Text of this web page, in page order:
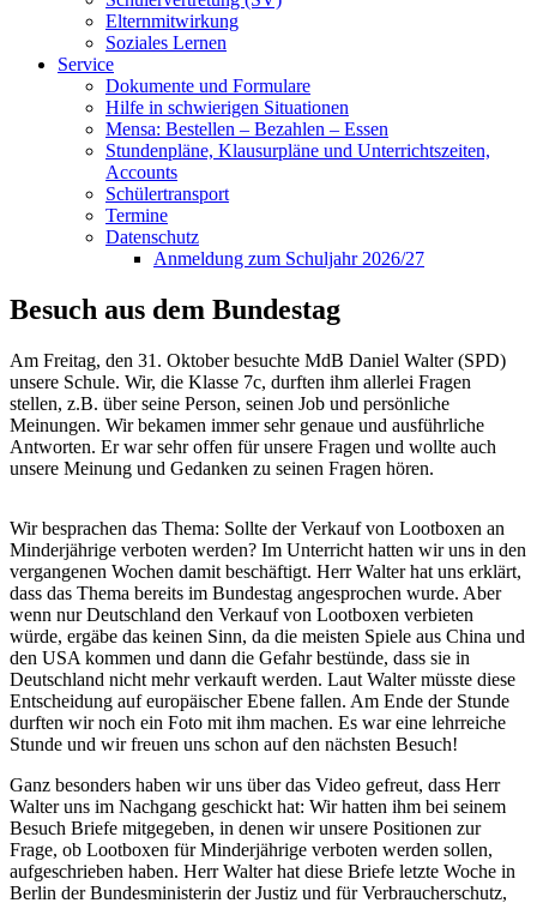
Elternmitwirkung
Soziales Lernen
Service
Dokumente und Formulare
Hilfe in schwierigen Situationen
Mensa: Bestellen – Bezahlen – Essen
Stundenpläne, Klausurpläne und Unterrichtszeiten,
Accounts
Schülertransport
Termine
Datenschutz
Anmeldung zum Schuljahr 2026/27
Besuch aus dem Bundestag
Am Freitag, den 31. Oktober besuchte MdB Daniel Walter (SPD)
unsere Schule. Wir, die Klasse 7c, durften ihm allerlei Fragen
stellen, z.B. über seine Person, seinen Job und persönliche
Meinungen. Wir bekamen immer sehr genaue und ausführliche
Antworten. Er war sehr offen für unsere Fragen und wollte auch
unsere Meinung und Gedanken zu seinen Fragen hören.
Wir besprachen das Thema: Sollte der Verkauf von Lootboxen an
Minderjährige verboten werden? Im Unterricht hatten wir uns in den
vergangenen Wochen damit beschäftigt. Herr Walter hat uns erklärt,
dass das Thema bereits im Bundestag angesprochen wurde. Aber
wenn nur Deutschland den Verkauf von Lootboxen verbieten
würde, ergäbe das keinen Sinn, da die meisten Spiele aus China und
den USA kommen und dann die Gefahr bestünde, dass sie in
Deutschland nicht mehr verkauft werden. Laut Walter müsste diese
Entscheidung auf europäischer Ebene fallen. Am Ende der Stunde
durften wir noch ein Foto mit ihm machen. Es war eine lehrreiche
Stunde und wir freuen uns schon auf den nächsten Besuch!
Ganz besonders haben wir uns über das Video gefreut, dass Herr
Walter uns im Nachgang geschickt hat: Wir hatten ihm bei seinem
Besuch Briefe mitgegeben, in denen wir unsere Positionen zur
Frage, ob Lootboxen für Minderjährige verboten werden sollen,
aufgeschrieben haben. Herr Walter hat diese Briefe letzte Woche in
Berlin der Bundesministerin der Justiz und für Verbraucherschutz,